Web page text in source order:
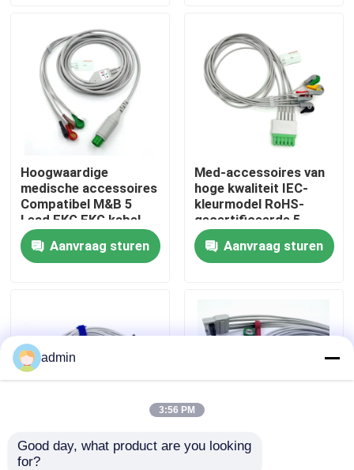
Producten
Over ons
Kwaliteitscontrole
Contacteer ons
Spo2-sensorkabel
Beschikbare SPO2-Sensor
Opnieuw te gebruiken spO2-sensor
Hoogwaardige
medische accessoires
Compatibel M&B 5
Lead EKG EKG kabel
AHA Snap
Aanvraag sturen
Med-accessoires van
hoge kwaliteit IEC-
kleurmodel RoHS-
gecertificeerde 5-
afleidingen Grabber
EKG ECG-leadwire
voor medische
Aanvraag sturen
Hoogwaardige
medische accessoires
Hoogwaardige
admin
3:56 PM
Good day, what product are you looking
for?